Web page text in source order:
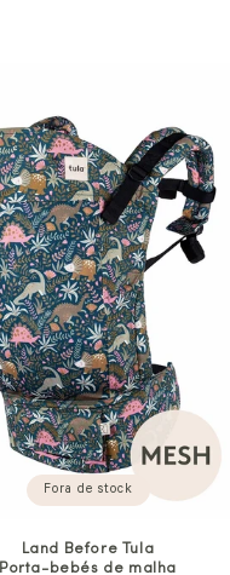
Fora de stock
Land Before Tula
Porta-bebés de malha